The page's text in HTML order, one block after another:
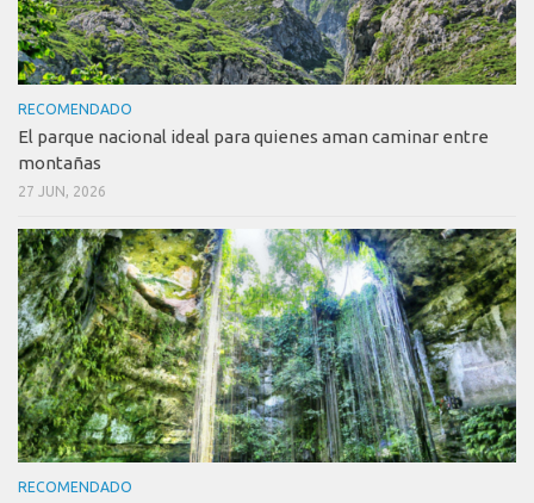
RECOMENDADO
El parque nacional ideal para quienes aman caminar entre
montañas
27 JUN, 2026
RECOMENDADO